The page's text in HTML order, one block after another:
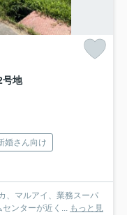
号地
婚さん向け
、マルアイ、業務スーパ
ンターが近く... もっと見